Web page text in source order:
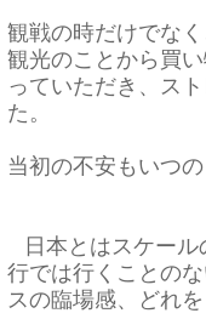
観戦の時だけでな
観光のことから買い
っていただき、
ス
た。
当初の不安もいつ
日本とはスケール
行では行くことの
スの臨場感、どれ